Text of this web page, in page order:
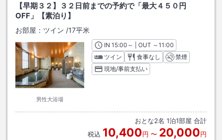
【早期３２】３２日前までの予約で「最大４５０円
OFF」【素泊り】
お部屋： ツイン /17平米
男性大浴場
INチェックイン
15:00 ～ | OUT チェックアウト
～11:00
ツイン
食事なし
禁煙
現地/事前支払い
おとな2名 1泊1部屋 合計
税込 10,400円 〜 20,000円